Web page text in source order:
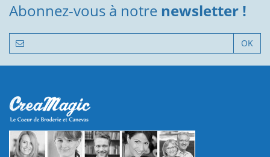
Abonnez-vous à notre newsletter !
OK